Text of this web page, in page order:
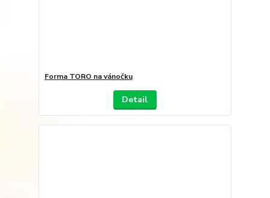
Forma TORO na vánočku
Detail